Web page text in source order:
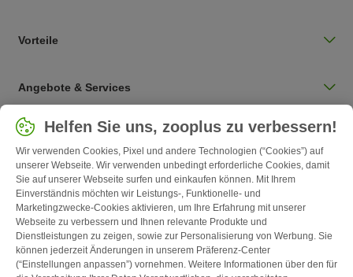
Vorteile
Angebote & Services
Land auswählen
Deutschland / DE
Follow zooplus
Helfen Sie uns, zooplus zu verbessern!
Wir verwenden Cookies, Pixel und andere Technologien (“Cookies”) auf
unserer Webseite. Wir verwenden unbedingt erforderliche Cookies, damit
Sie auf unserer Webseite surfen und einkaufen können. Mit Ihrem
Einverständnis möchten wir Leistungs-, Funktionelle- und
Marketingzwecke-Cookies aktivieren, um Ihre Erfahrung mit unserer
Webseite zu verbessern und Ihnen relevante Produkte und
Dienstleistungen zu zeigen, sowie zur Personalisierung von Werbung. Sie
können jederzeit Änderungen in unserem Präferenz-Center
(“Einstellungen anpassen”) vornehmen. Weitere Informationen über den für